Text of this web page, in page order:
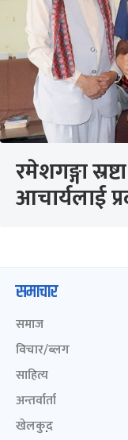
रमेशगङ्गा
आचार्यलाई
समाचार
समाज
विचार/ब्लग
साहित्य
अन्तर्वार्ता
खेलकुद़़